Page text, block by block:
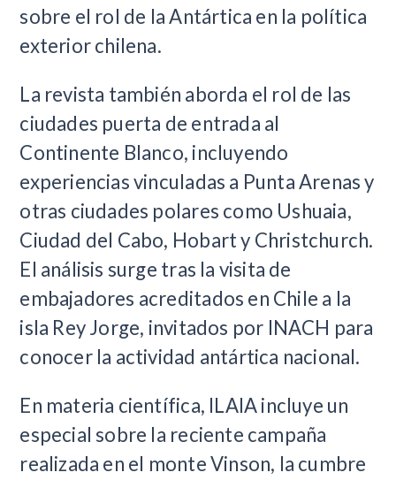
sobre el rol de la Antártica en la política
exterior chilena.
La revista también aborda el rol de las
ciudades puerta de entrada al
Continente Blanco, incluyendo
experiencias vinculadas a Punta Arenas y
otras ciudades polares como Ushuaia,
Ciudad del Cabo, Hobart y Christchurch.
El análisis surge tras la visita de
embajadores acreditados en Chile a la
isla Rey Jorge, invitados por INACH para
conocer la actividad antártica nacional.
En materia científica, ILAIA incluye un
especial sobre la reciente campaña
realizada en el monte Vinson, la cumbre